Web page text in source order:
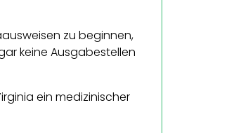
zu beginnen,
keine Ausgabestellen
ein medizinischer